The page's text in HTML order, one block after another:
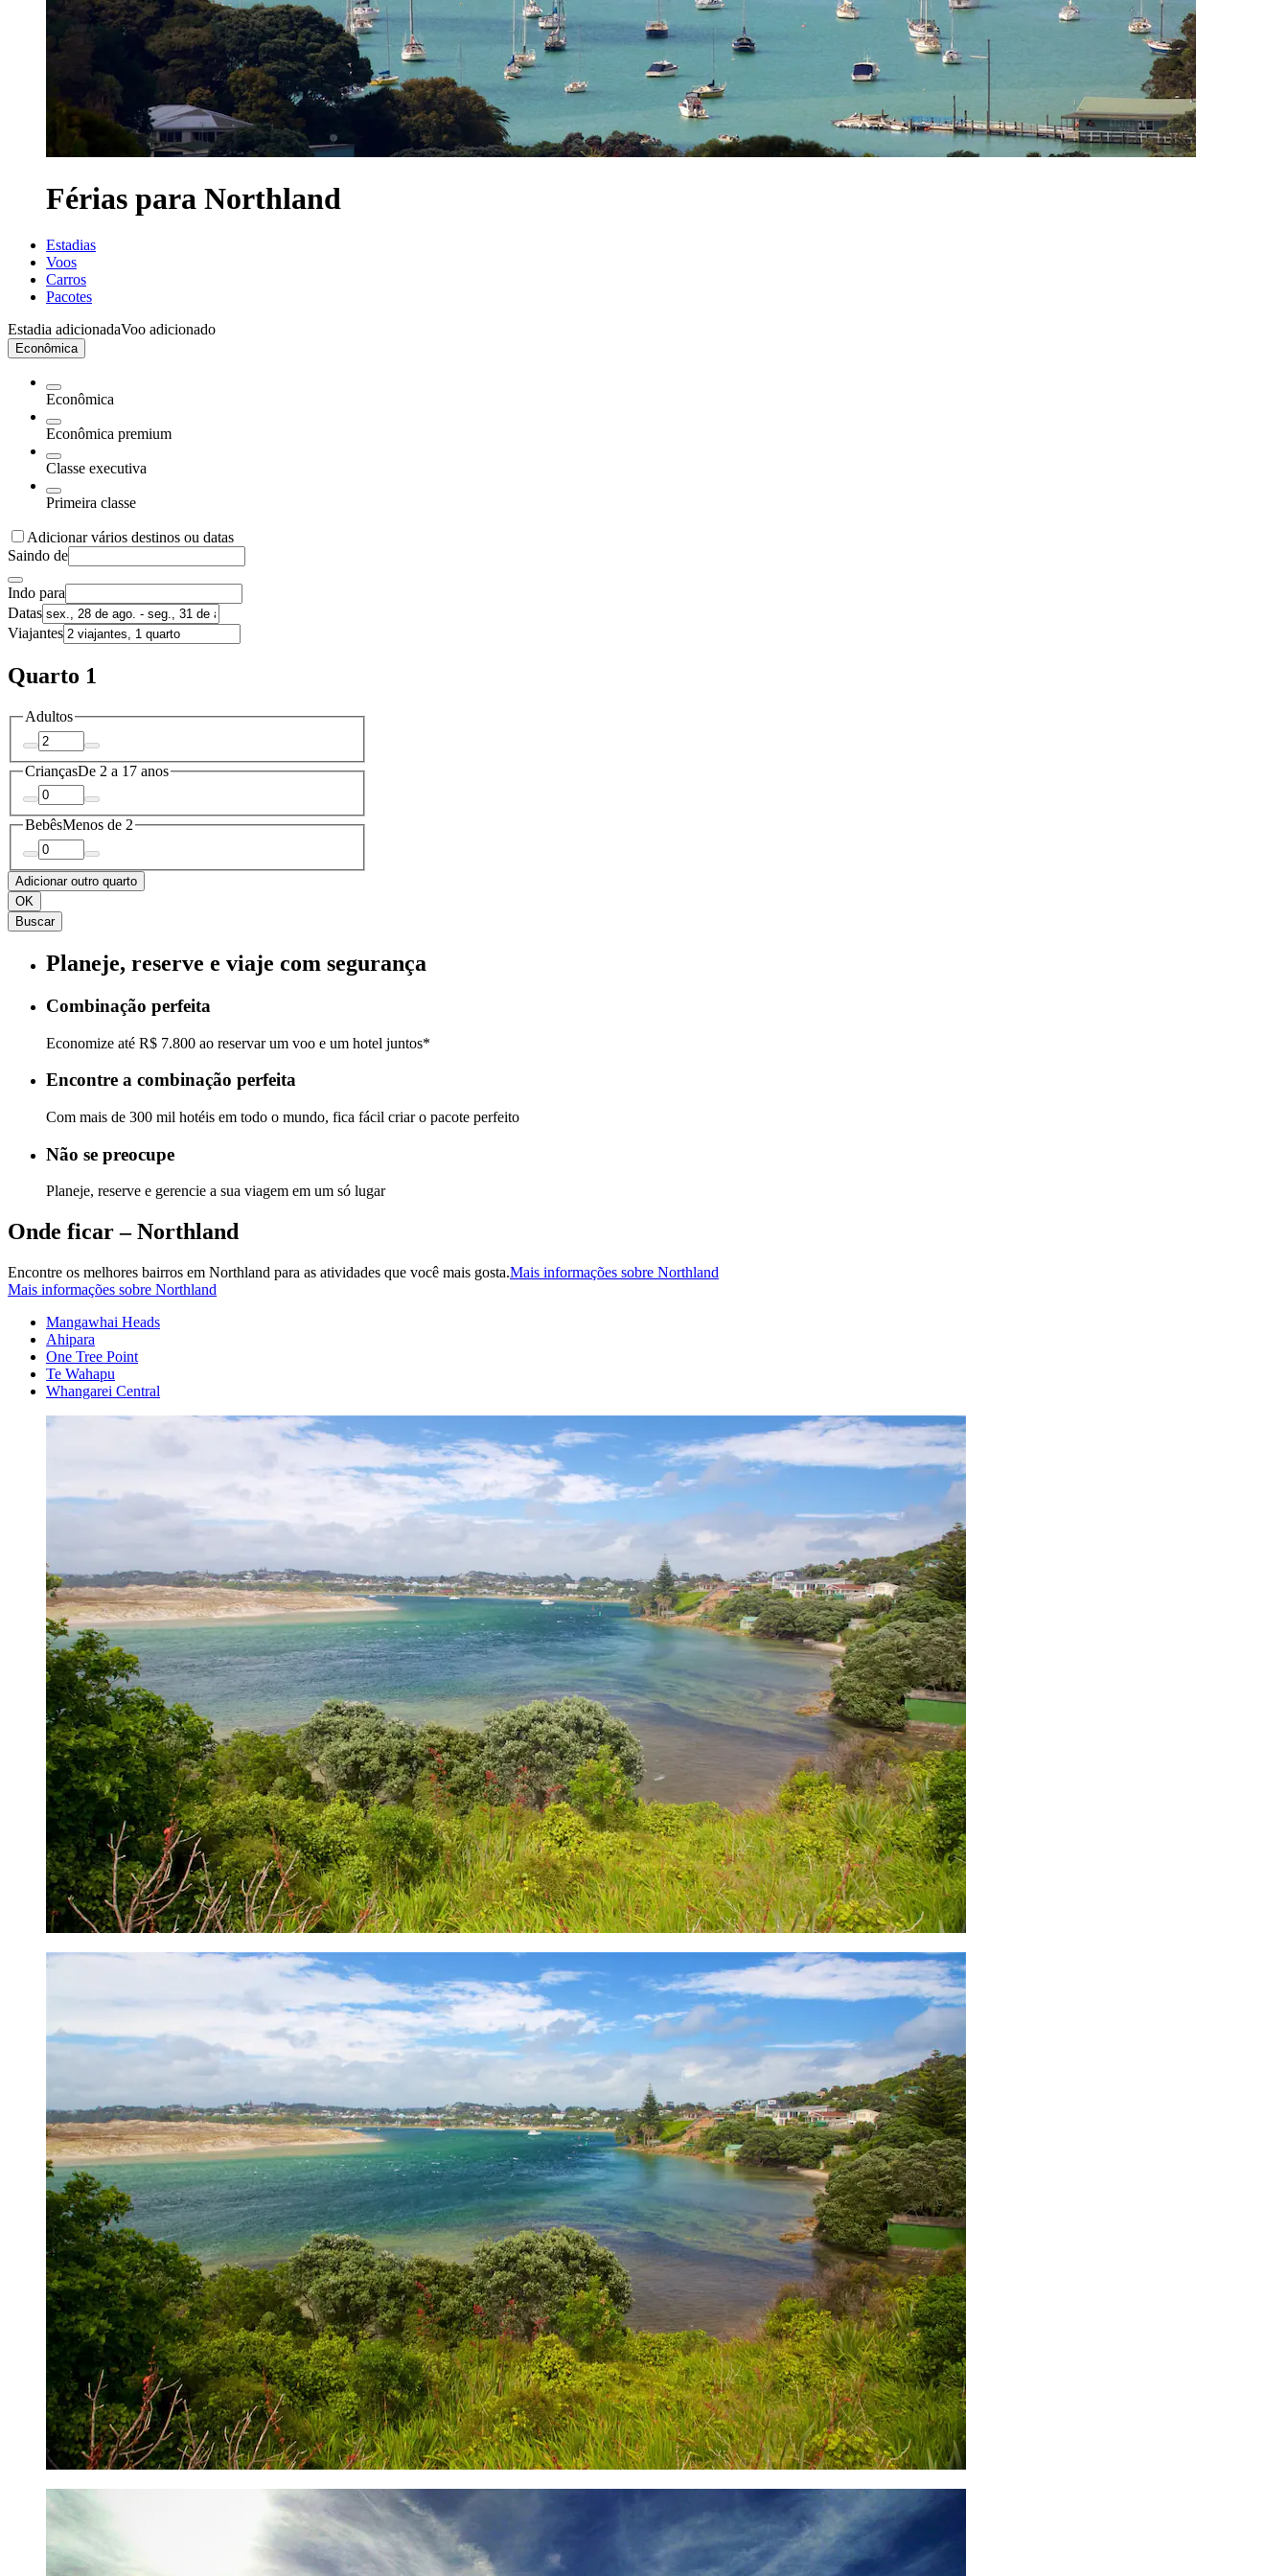
Férias para Northland
Estadias
Voos
Carros
Pacotes
Estadia adicionadaVoo adicionado
Econômica
Econômica
Econômica premium
Classe executiva
Primeira classe
Adicionar vários destinos ou datas
Saindo de
Indo para
Datas
Viajantes
Quarto 1
Adultos
CriançasDe 2 a 17 anos
BebêsMenos de 2
Adicionar outro quarto
OK
Buscar
Planeje, reserve e viaje com segurança
Combinação perfeita
Economize até R$ 7.800 ao reservar um voo e um hotel juntos*
Encontre a combinação perfeita
Com mais de 300 mil hotéis em todo o mundo, fica fácil criar o pacote perfeito
Não se preocupe
Planeje, reserve e gerencie a sua viagem em um só lugar
Onde ficar – Northland
Encontre os melhores bairros em Northland para as atividades que você mais gosta.Mais informações sobre Northland
Mais informações sobre Northland
Mangawhai Heads
Ahipara
One Tree Point
Te Wahapu
Whangarei Central